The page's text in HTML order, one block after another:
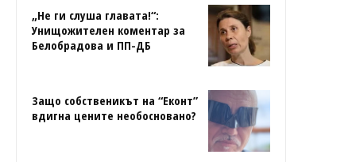
„Не ги слуша главата!“:
Унищожителен коментар за
Белобрадова и ПП-ДБ
Защо собственикът на “Еконт”
вдигна цените необосновано?